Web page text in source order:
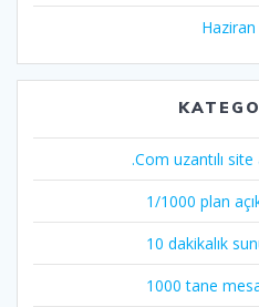
.Com uzantılı
1/1000 plan
10 dakikalık
1000 tane